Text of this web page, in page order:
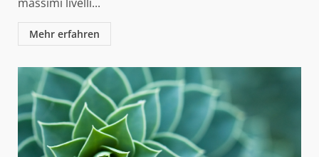
Mehr erfahren